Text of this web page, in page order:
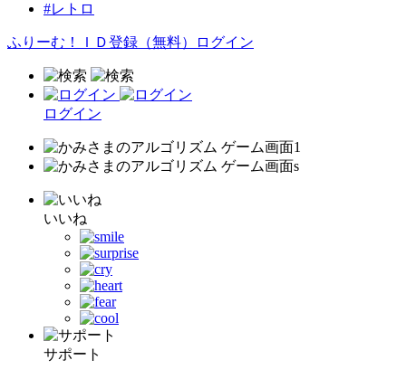
#レトロ
ふりーむ！ＩＤ登録（無料） ログイン
ログイン
いいね
サポート